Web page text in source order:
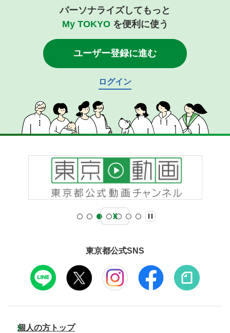
パーソナライズしてもっと
My TOKYOを便利に使う
ユーザー登録に進む
ログイン
東京都公式SNS
個人の方トップ